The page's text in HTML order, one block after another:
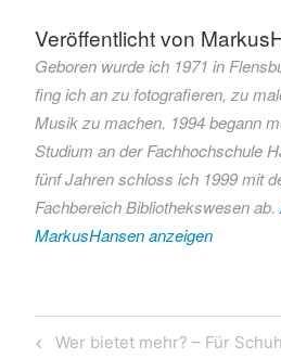
Hamburg
Jogger
Läufer
Marathon
Shell
Sport
Veröffentlicht von
Geboren wurde ich 1971 in
fing ich an zu fotografieren, zu
Musik zu machen. 1994 begann
Studium an der Fachhochschule
fünf Jahren schloss ich 1999 mit
Fachbereich Bibliothekswesen ab.
MarkusHansen anzeigen
Beitragsnavigation
Previous
Wer bietet mehr? – Für